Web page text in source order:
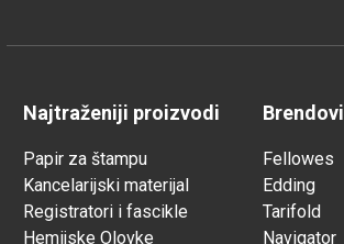
Najtraženiji proizvodi
Papir za štampu
Kancelarijski materijal
Registratori i fascikle
Hemijske Olovke
Brendovi
Fellowes
Edding
Tarifold
Navigator